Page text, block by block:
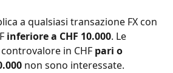
a qualsiasi transazione FX con
inferiore a CHF 10.000. Le
in CHF pari o
non sono interessate.